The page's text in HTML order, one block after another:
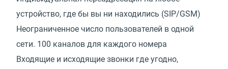
устройство, где бы вы ни находились (SIP/GSM)
Неограниченное число пользователей в одной
сети. 100 каналов для каждого номера
Входящие и исходящие звонки где угодно,